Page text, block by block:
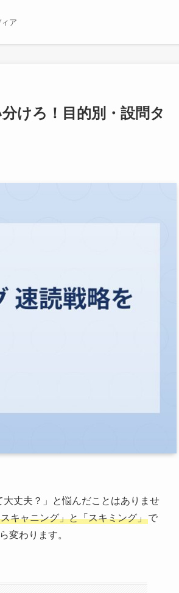
ア
けろ！目的別・設問タ
丈夫？」と悩んだことはありませ
キャニング」と「スキミング」で
変わります。